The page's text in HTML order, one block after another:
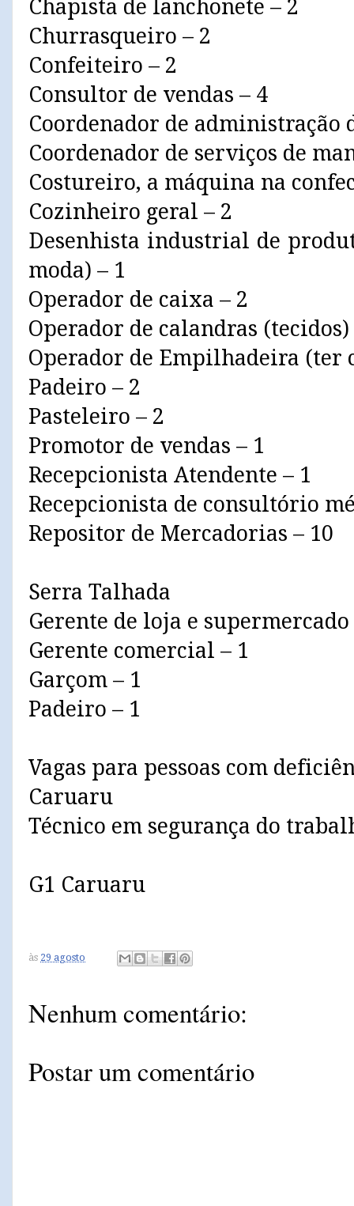
Chapista de lanchonete – 2
Churrasqueiro – 2
Confeiteiro – 2
Consultor de vendas – 4
Coordenador de administração
Coordenador de serviços de
Costureiro, a máquina na
Cozinheiro geral – 2
Desenhista industrial de
moda) – 1
Operador de caixa – 2
Operador de calandras (tecidos)
Operador de Empilhadeira (ter
Padeiro – 2
Pasteleiro – 2
Promotor de vendas – 1
Recepcionista Atendente – 1
Recepcionista de consultório
Repositor de Mercadorias – 10
Serra Talhada
Gerente de loja e supermercado
Gerente comercial – 1
Garçom – 1
Padeiro – 1
Vagas para pessoas com
Caruaru
Técnico em segurança do
G1 Caruaru
às 29 agosto
Nenhum comentário:
Postar um comentário